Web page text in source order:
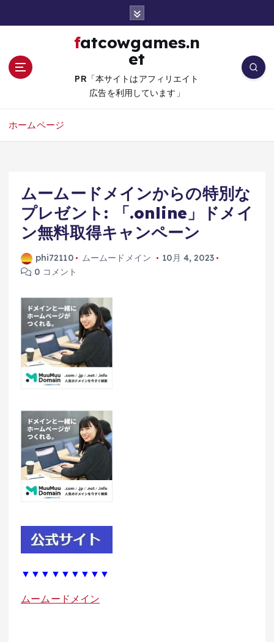
fatcowgames.n
et
PR「本サイトはアフィリエイト
広告を利用しています」
ホームページ
ムームードメインからの特別な
プレゼント: 「.online」ドメイ
ン無料取得キャンペーン
phi72110 ムームードメイン
10月 4, 2023
0 コメント
▼▼▼▼▼▼▼▼▼
ムームードメイン